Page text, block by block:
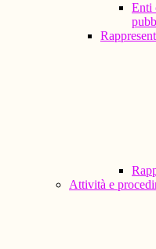
Enti
Attività e